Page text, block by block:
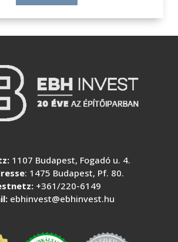
1107 Budapest, Fogadó u. 4.
: 1475 Budapest, Pf. 80.
+361/220-6149
ebhinvest@ebhinvest.hu